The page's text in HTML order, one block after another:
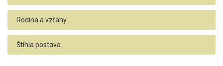
Rodina a vzťahy
Štíhla postava